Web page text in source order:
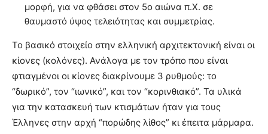
μορφή, για να φθάσει στον 5ο αιώνα π.Χ. σε
θαυμαστό ύψος τελειότητας και συμμετρίας.
Το βασικό στοιχείο στην ελληνική αρχιτεκτονική είναι οι
κίονες (κολόνες). Ανάλογα με τον τρόπο που είναι
φτιαγμένοι οι κίονες διακρίνουμε 3 ρυθμούς: το
“δωρικό”, τον “ιωνικό”, και τον “κορινθιακό”. Τα υλικά
για την κατασκευή των κτισμάτων ήταν για τους
Έλληνες στην αρχή “πορώδης λίθος” κι έπειτα μάρμαρα.